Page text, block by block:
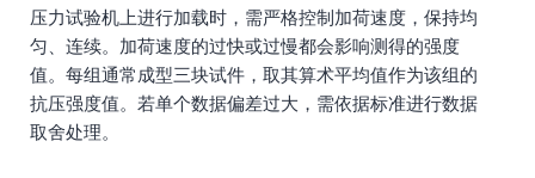
压力试验机上进行加载时，需严格控制加荷速度，保持均
匀、连续。加荷速度的过快或过慢都会影响测得的强度
值。每组通常成型三块试件，取其算术平均值作为该组的
抗压强度值。若单个数据偏差过大，需依据标准进行数据
取舍处理。